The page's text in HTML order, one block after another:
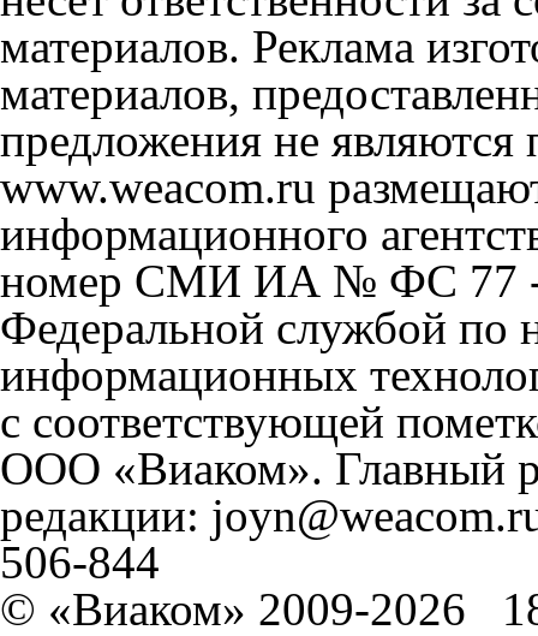
материалов. Реклама
материалов,
предложения не
www.weacom.ru
информационного
номер СМИ ИА № ФС 77 -
Федеральной службой по
информационных
с соответствующей
ООО «Виаком». Главный
редакции:
506-844
© «Виаком» 2009-2026